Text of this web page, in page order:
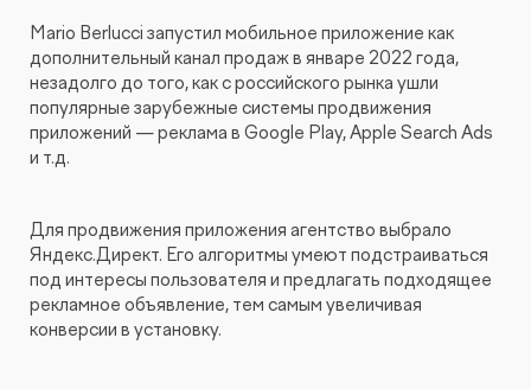
Mario Berlucci запустил мобильное приложение как
дополнительный канал продаж в январе 2022 года,
незадолго до того, как с российского рынка ушли
популярные зарубежные системы продвижения
приложений — реклама в Google Play, Apple Search Ads
и т.д.
Для продвижения приложения агентство выбрало
Яндекс.Директ. Его алгоритмы умеют подстраиваться
под интересы пользователя и предлагать подходящее
рекламное объявление, тем самым увеличивая
конверсии в установку.